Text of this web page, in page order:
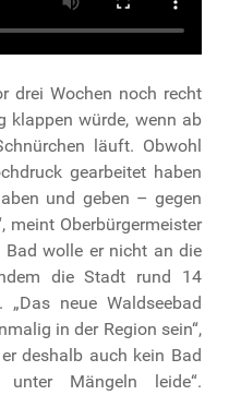
drei Wochen noch recht
klappen würde, wenn ab
läuft. Obwohl
gearbeitet haben
und geben – gegen
meint Oberbürgermeister
Bad wolle er nicht an die
die Stadt rund 14
neue Waldseebad
in der Region sein“,
deshalb auch kein Bad
Mängeln leide“.